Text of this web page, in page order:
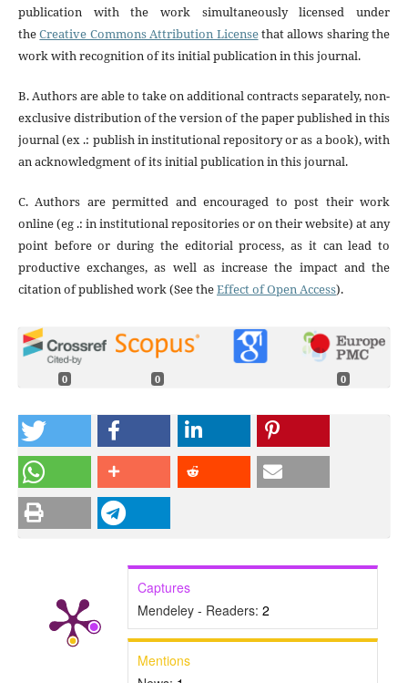
publication with the work simultaneously licensed under
theCreative Commons Attribution Licensethat allows sharing the
work with recognition of its initial publication in this journal.
B. Authors are able to take on additional contracts separately, non-
exclusive distribution of the version of the paper published in this
journal (ex .: publish in institutional repository or as a book), with
an acknowledgment of its initial publication in this journal.
C. Authors are permitted and encouraged to post their work
online (eg .: in institutional repositories or on their website) at any
point before or during the editorial process, as it can lead to
productive exchanges, as well as increase the impact and the
citation of published work (See theEffect of Open Access).
0 0 0
Captures
Mendeley - Readers: 2
Mentions